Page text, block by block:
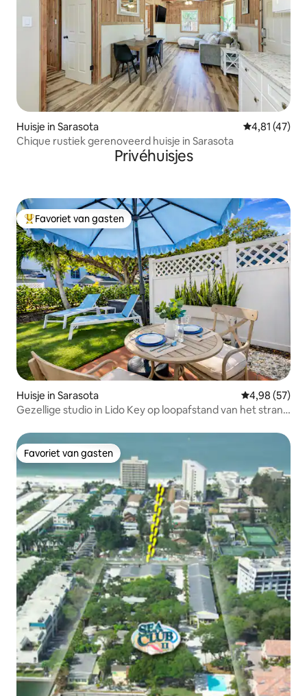
Huisje in Sarasota Gemiddelde
4,81 (47)
Chique rustiek gerenoveerd huisje in Sarasota
Privéhuisjes
Topfavoriet van gasten
Favoriet van gasten
Huisje in Sarasota Gemiddelde
4,98 (57)
Gezellige studio in Lido Key op loopafstand van het strand
Favoriet van gasten
Favoriet van gasten